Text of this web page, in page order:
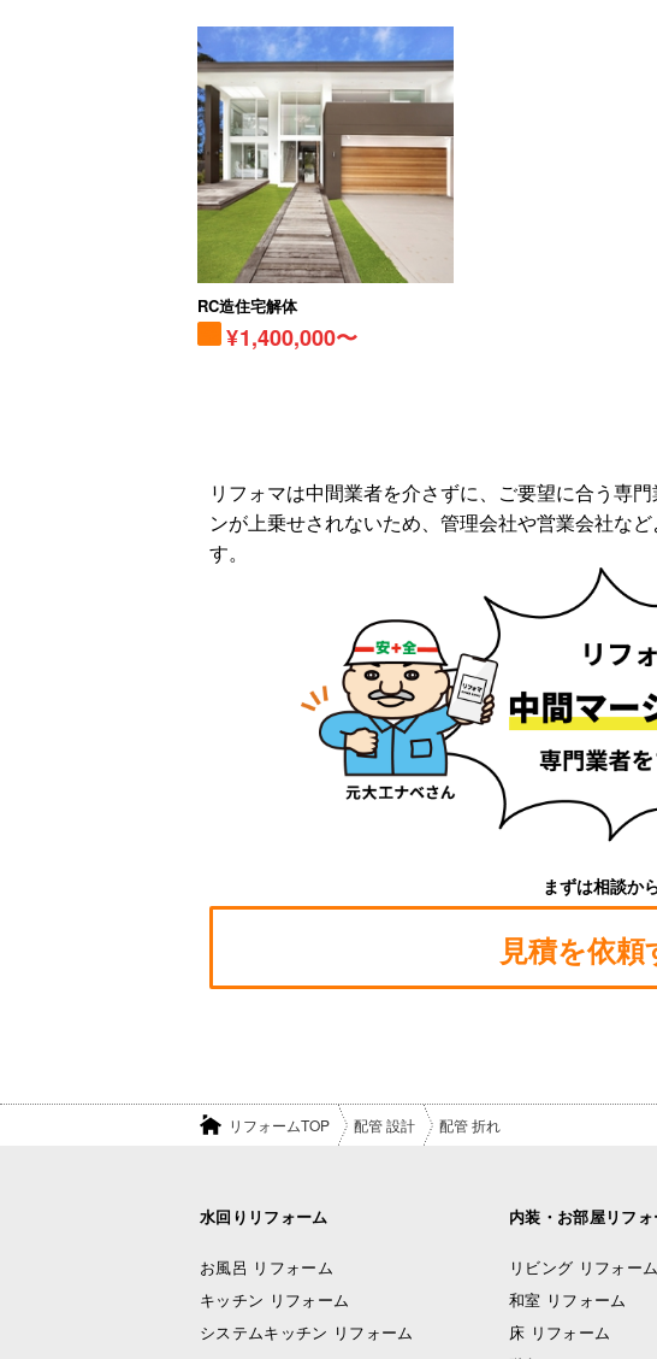
RC造住宅解体
1,400,000〜
リフォマは中間業者を介さずに、ご要望に合う専
ンが上乗せされないため、管理会社や営業会社な
す。
まずは相談か
見積を依頼
リフォームTOP 配管 設計 配管 折れ
水回りリフォーム
お風呂 リフォーム
キッチン リフォーム
システムキッチン リフォーム
内装・お部屋リフォ
リビング リフォーム
和室 リフォーム
床 リフォーム